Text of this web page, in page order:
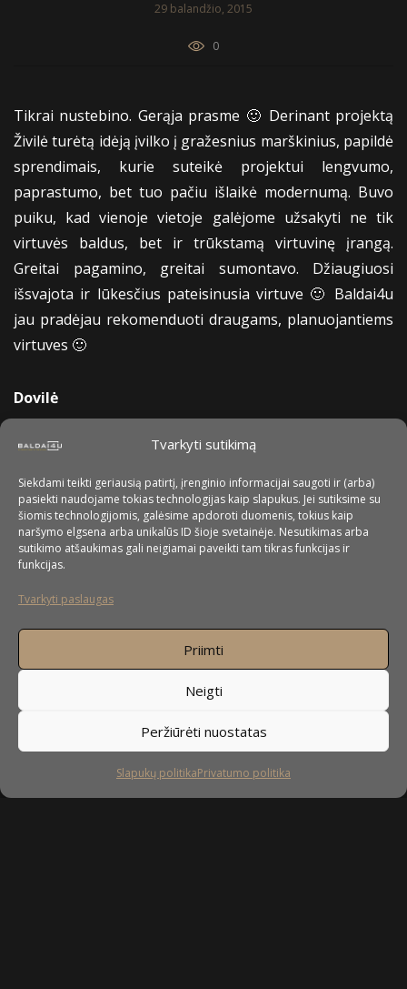
Tvarkyti sutikimą
Siekdami teikti geriausią patirtį, įrenginio informacijai saugoti ir (arba)
pasiekti naudojame tokias technologijas kaip slapukus. Jei sutiksime su
šiomis technologijomis, galėsime apdoroti duomenis, tokius kaip
naršymo elgsena arba unikalūs ID šioje svetainėje. Nesutikimas arba
sutikimo atšaukimas gali neigiamai paveikti tam tikras funkcijas ir
funkcijas.
Tvarkyti paslaugas
Priimti
Neigti
Peržiūrėti nuostatas
Slapukų politikaPrivatumo politika
29 balandžio, 2015
0
Tikrai nustebino. Gerąja prasme 🙂 Derinant projektą
Živilė turėtą idėją įvilko į gražesnius marškinius, papildė
sprendimais, kurie suteikė projektui lengvumo,
paprastumo, bet tuo pačiu išlaikė modernumą. Buvo
puiku, kad vienoje vietoje galėjome užsakyti ne tik
virtuvės baldus, bet ir trūkstamą virtuvinę įrangą.
Greitai pagamino, greitai sumontavo. Džiaugiuosi
išsvajota ir lūkesčius pateisinusia virtuve 🙂 Baldai4u
jau pradėjau rekomenduoti draugams, planuojantiems
virtuves 🙂
Dovilė
Sekite mus